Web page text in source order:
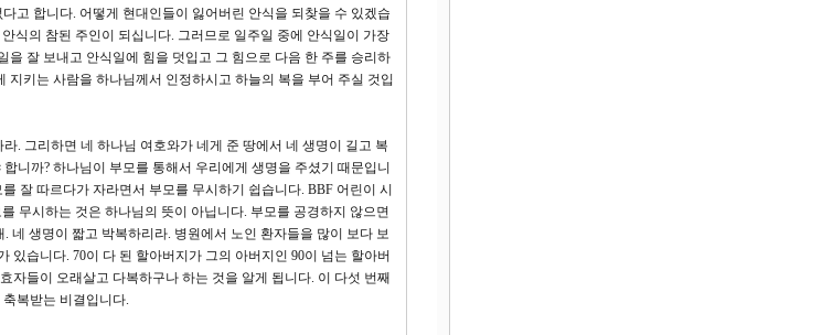
고 합니다. 어떻게 현대인들이 잃어버린 안식을 되찾을 수 있겠습
식의 참된 주인이 되십니다. 그러므로 일주일 중에 안식일이 가장
잘 보내고 안식일에 힘을 덧입고 그 힘으로 다음 한 주를 승리하
키는 사람을 하나님께서 인정하시고 하늘의 복을 부어 주실 것입
. 그리하면 네 하나님 여호와가 네게 준 땅에서 네 생명이 길고 복
니까? 하나님이 부모를 통해서 우리에게 생명을 주셨기 때문입니
잘 따르다가 자라면서 부모를 무시하기 쉽습니다. BBF 어린이 시
무시하는 것은 하나님의 뜻이 아닙니다. 부모를 공경하지 않으면
네 생명이 짧고 박복하리라. 병원에서 노인 환자들을 많이 보다 보
습니다. 70이 다 된 할아버지가 그의 아버지인 90이 넘는 할아버
자들이 오래살고 다복하구나 하는 것을 알게 됩니다. 이 다섯 번째
복받는 비결입니다.